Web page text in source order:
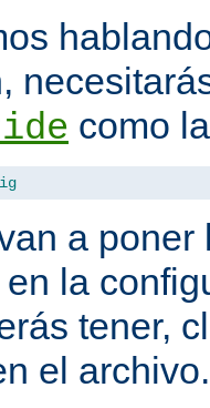
como
a poner
la
tener,
el archivo.